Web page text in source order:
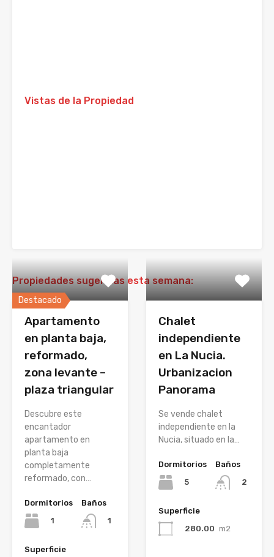
Vistas de la Propiedad
Propiedades sugeridas esta semana:
Destacado
Apartamento
en planta baja,
reformado,
zona levante –
plaza triangular
Descubre este
encantador
apartamento en
planta baja
completamente
reformado, con…
Dormitorios
1
Baños
1
Superficie
Chalet
independiente
en La Nucia.
Urbanizacion
Panorama
Se vende chalet
independiente en la
Nucia, situado en la…
Dormitorios
5
Baños
2
Superficie
280.00 m2